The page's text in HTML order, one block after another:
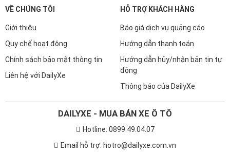
VỀ CHÚNG TÔI
Giới thiệu
Quy chế hoạt động
Chính sách bảo mật thông tin
Liên hệ với DailyXe
HỖ TRỢ KHÁCH HÀNG
Báo giá dịch vụ quảng cáo
Hướng dẫn thanh toán
Hướng dẫn hủy/nhận bản tin tự
động
Thông báo của DailyXe
DAILYXE - MUA BÁN XE Ô TÔ
Hotline: 0899.49.04.07
Email hỗ trợ: hotro@dailyxe.com.vn